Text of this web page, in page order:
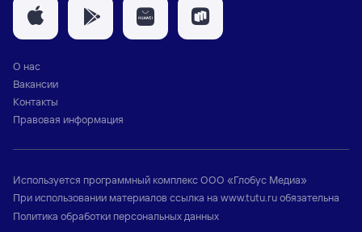
О нас
Вакансии
Контакты
Правовая информация
Используется программный комплексООО «Глобус Медиа»
При использовании материалов ссылка на www.tutu.ruобязательна
Политика обработки персональных данных